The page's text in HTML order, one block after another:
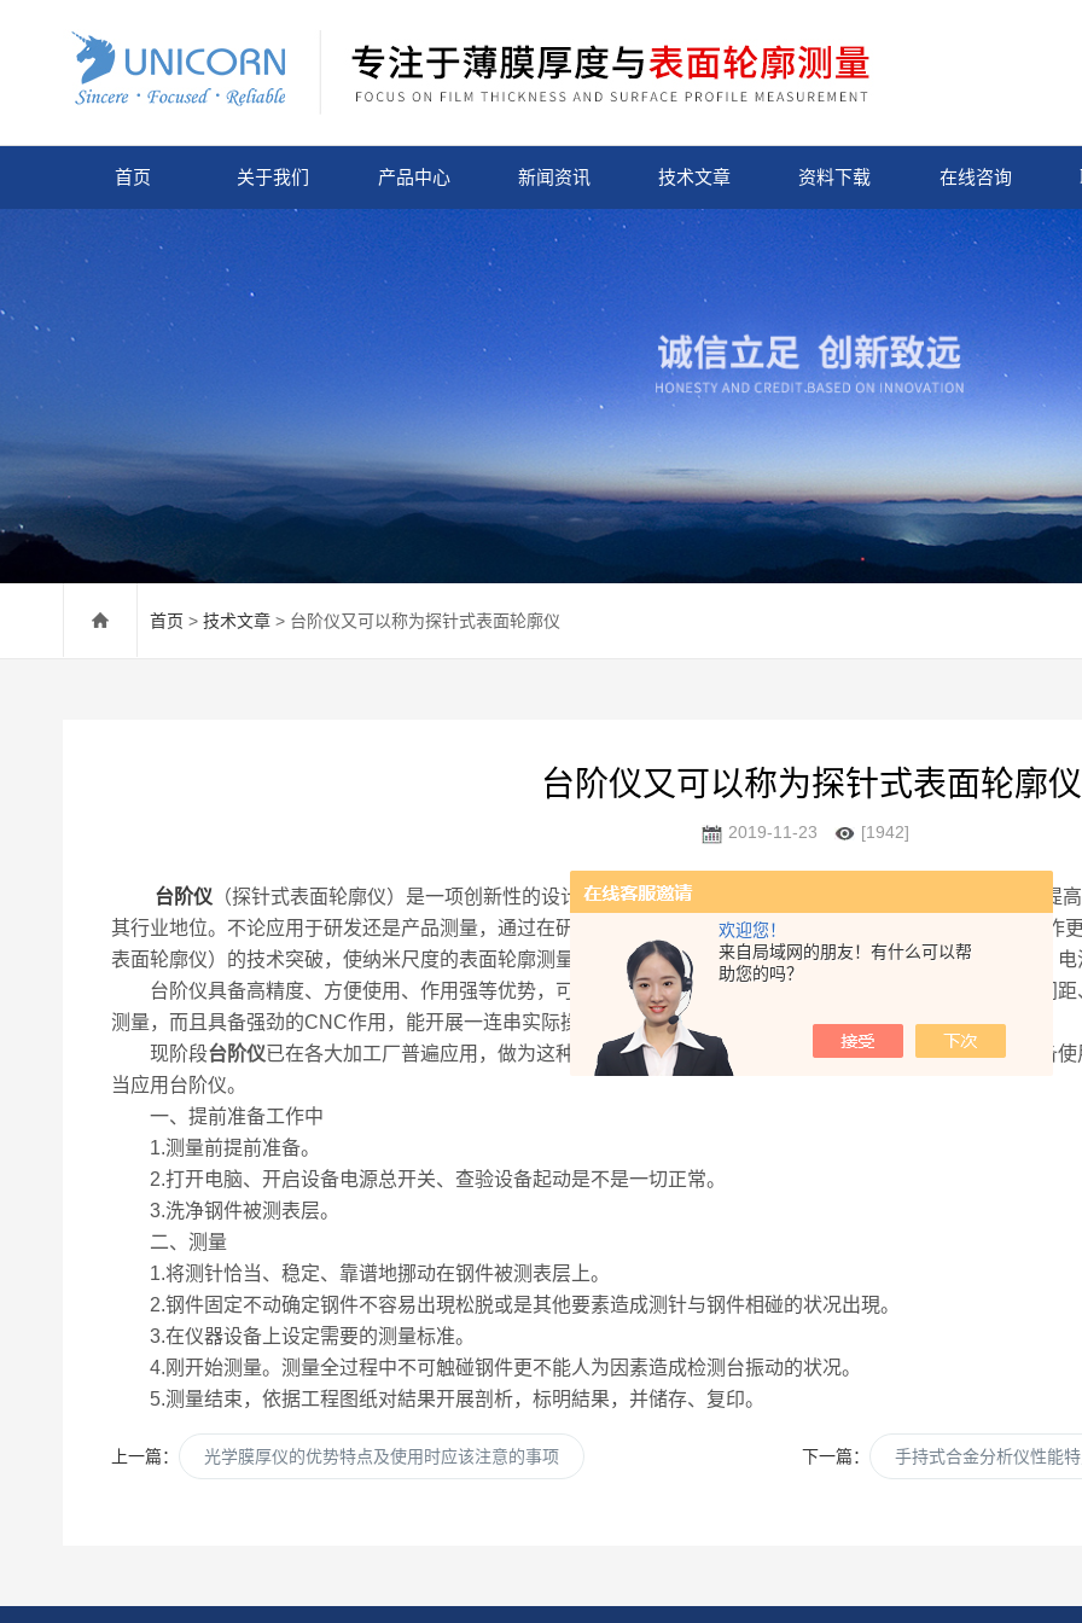
欢迎您！
来自局域网的朋友！有什么可以帮
助您的吗？
首页 关于我们 产品中心 新闻资讯 技术文章 资料下载 在线咨询
首页 > 技术文章 > 台阶仪又可以称为探针式表面轮廓仪
台阶仪又可以称为探针式表面轮廓仪
2019-11-23 [1942]
台阶仪 （探针式表面轮廓仪）是一项创新性的设计，可以提供更高的重复性和分辨率。台阶仪这项性能的提
其行业地位。不论应用于研发还是产品测量，通过在研究工作中的广泛使用，台阶仪一定能够做到功能更*，操作
表面轮廓仪）的技术突破，使纳米尺度的表面轮廓测量成为可能，从而可以广泛的应用于微电子器件，半导体，
台阶仪具备高精度、方便使用、作用强等优势，可以对各种各样钢件轮廊开展长短、高宽比、间隔、水准间距
测量，而且具备强劲的CNC作用，能开展一连串实际操作自动化技术，可效率高地开展测量工作。
现阶段台阶仪已在各大加工厂普遍应用，做为这种精密测量仪器，恰当应用能够确保测量精密度和仪器设备
当应用台阶仪。
一、提前准备工作中
1.测量前提前准备。
2.打开电脑、开启设备电源总开关、查验设备起动是不是一切正常。
3.洗净钢件被测表层。
二、测量
1.将测针恰当、稳定、靠谱地挪动在钢件被测表层上。
2.钢件固定不动确定钢件不容易出現松脱或是其他要素造成测针与钢件相碰的状况出現。
3.在仪器设备上设定需要的测量标准。
4.刚开始测量。测量全过程中不可触碰钢件更不能人为因素造成检测台振动的状况。
5.测量结束，依据工程图纸对結果开展剖析，标明結果，并储存、复印。
上一篇： 光学膜厚仪的优势特点及使用时应该注意的事项 下一篇： 手持式合金分析仪性能